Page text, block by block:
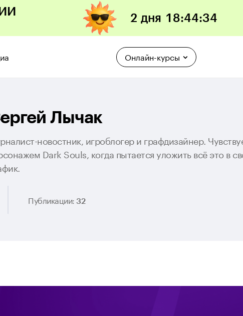
2 дня 18:44:32
Онлайн-курсы
Лычак
новостник, игроблогер и графдизайнер.
Dark Souls, когда пытается уложить всё это в
Публикации: 32